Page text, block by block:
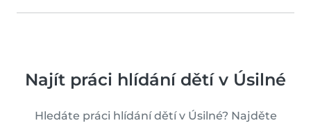
Najít práci hlídání dětí v Úsilné
Hledáte práci hlídání dětí v Úsilné? Najděte